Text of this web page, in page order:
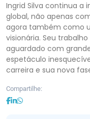
Ingrid Silva continua a
global, não apenas
agora também como
visionária. Seu
aguardado com
espetáculo
carreira e sua nova
Compartilhe: